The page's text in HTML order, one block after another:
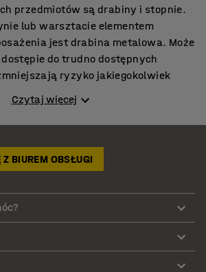
przedmiotów są drabiny i stopnie.
lub warsztacie elementem
jest drabina metalowa. Może
do trudno dostępnych
ryzyko jakiegokolwiek
na wysokości ważne jest,
drabiny rozstawne lub platformy
oferujemy szeroką gamę
pracę na wysokości.
różnych typów, takich jak
lub 3 stopnie, lub drabina
składana drabina, mobilne
robocze, drabiny podesty
Czytaj więcej
BIUREM OBSŁUGI